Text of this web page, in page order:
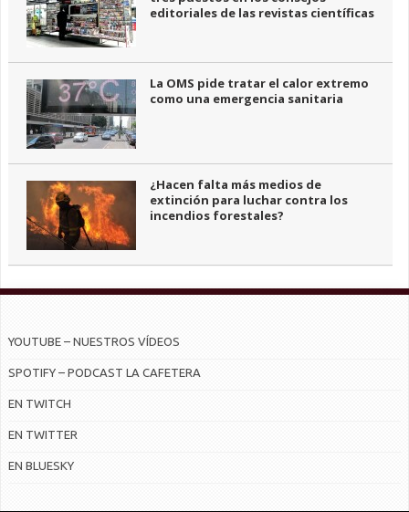
editoriales de las revistas científicas
La OMS pide tratar el calor extremo
como una emergencia sanitaria
¿Hacen falta más medios de
extinción para luchar contra los
incendios forestales?
YOUTUBE – NUESTROS VÍDEOS
SPOTIFY – PODCAST LA CAFETERA
EN TWITCH
EN TWITTER
EN BLUESKY